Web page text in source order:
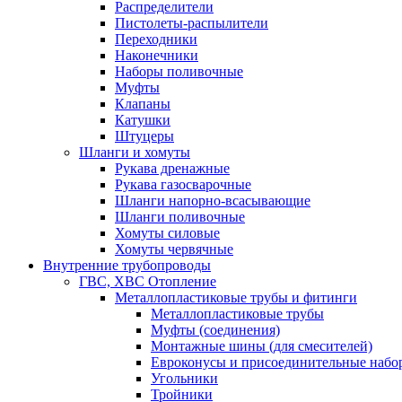
Распределители
Пистолеты-распылители
Переходники
Наконечники
Наборы поливочные
Муфты
Клапаны
Катушки
Штуцеры
Шланги и хомуты
Рукава дренажные
Рукава газосварочные
Шланги напорно-всасывающие
Шланги поливочные
Хомуты силовые
Хомуты червячные
Внутренние трубопроводы
ГВС, ХВС Отопление
Металлопластиковые трубы и фитинги
Металлопластиковые трубы
Муфты (соединения)
Монтажные шины (для смесителей)
Евроконусы и присоединительные
Угольники
Тройники